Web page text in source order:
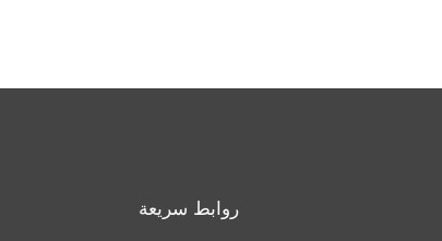
روابط سريعة